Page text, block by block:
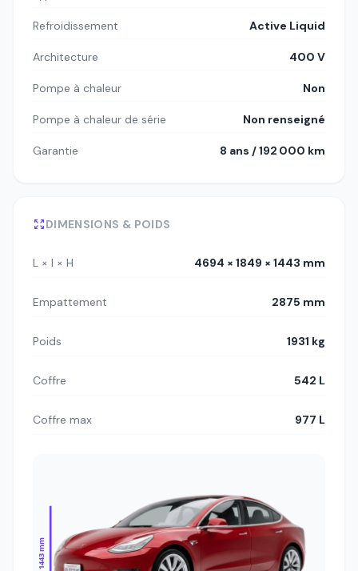
Refroidissement Active Liquid
Architecture 400 V
Pompe à chaleur Non
Pompe à chaleur de série Non renseigné
Garantie 8 ans / 192 000 km
DIMENSIONS & POIDS
L × l × H 4694 × 1849 × 1443 mm
Empattement 2875 mm
Poids 1931 kg
Coffre 542 L
Coffre max 977 L
1443 mm